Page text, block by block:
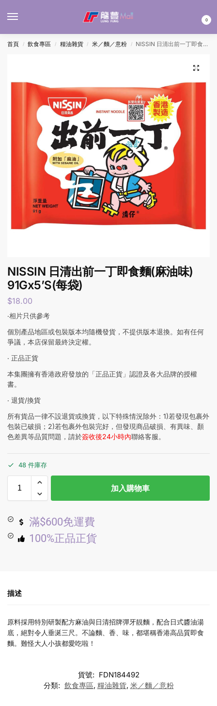
0
首頁 / 飲食專區 / 糧油雜貨 / 米／麵／意粉 / NISSIN 日清出前一丁即食麵(麻油味) 91Gx5’S(每袋)
NISSIN 日清出前一丁即食麵(麻油味)
91Gx5’S(每袋)
$18.00
‧相片只供參考
個別產品地區或包裝版本均隨機發貨，不提供版本退換。如有任何
爭議，本店保留最終決定權。
‧ 正品正貨
本集團擁有香港政府發放的「正品正貨」認證及各大品牌的授權
書。
‧ 退貨/換貨
所有貨品一律不設退貨或換貨，以下特殊情況除外：1)若發現包裹外
包裝已破損；2)若包裹外包裝完好，但發現商品破損、有異味、顏
色差異等品質問題，請於簽收後24小時內聯絡客服。
48 件庫存
加入購物車
滿$600免運費
100%正品正貨
描述
原料採用特別研製配方麻油與日清招牌彈牙靚麵，配合日式醬油湯
底，絕對令人垂涎三尺。不論麵、香、味，都堪稱香港高品質即食
麵。難怪大人小孩都愛吃啦！
貨號: FDN184492
分類: 飲食專區, 糧油雜貨, 米／麵／意粉